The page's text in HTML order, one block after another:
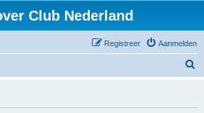
Club Nederland
Aanmelden
Registreer